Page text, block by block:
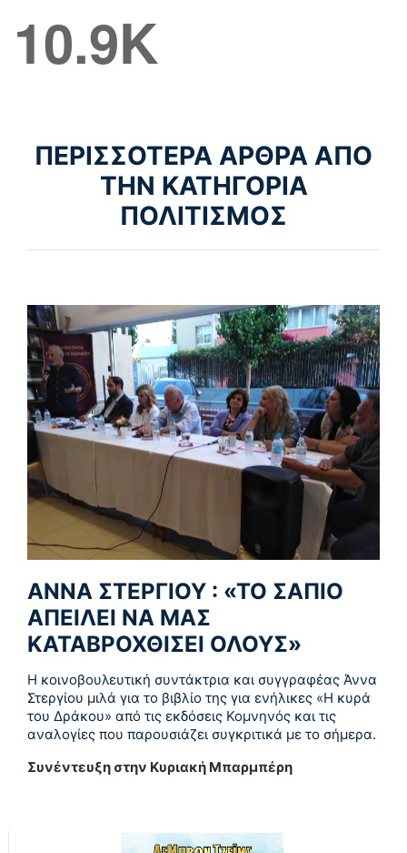
10.9K
ΠΕΡΙΣΣΟΤΕΡΑ ΑΡΘΡΑ ΑΠΟ
ΤΗΝ ΚΑΤΗΓΟΡΙΑ
ΠΟΛΙΤΙΣΜΟΣ
ΑΝΝΑ ΣΤΕΡΓΙΟΥ : «ΤΟ ΣΑΠΙΟ
ΑΠΕΙΛΕΙ ΝΑ ΜΑΣ
ΚΑΤΑΒΡΟΧΘΙΣΕΙ ΟΛΟΥΣ»
Η κοινοβουλευτική συντάκτρια και συγγραφέας Άννα
Στεργίου μιλά για το βιβλίο της για ενήλικες «Η κυρά
του Δράκου» από τις εκδόσεις Κομνηνός και τις
αναλογίες που παρουσιάζει συγκριτικά με το σήμερα.
Συνέντευξη στην Κυριακή Μπαρμπέρη